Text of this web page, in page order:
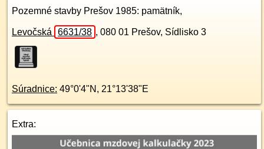
Pozemné stavby Prešov 1985: pamätník,
Levočská 6631/38 , 080 01 Prešov, Sídlisko 3
Súradnice: 49°0'4"N , 21°13'38"E
Extra: